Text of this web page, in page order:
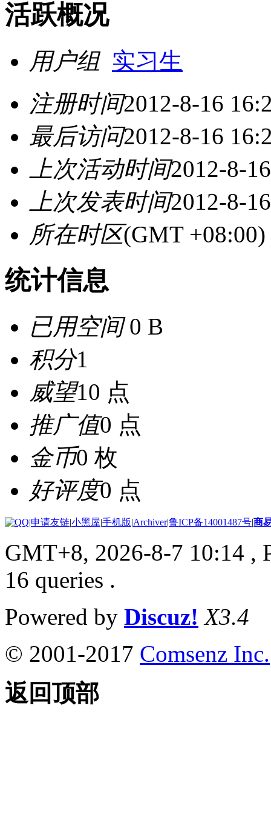
活跃概况
用户组 实习生
注册时间2012-8-16
最后访问2012-8-16
上次活动时间2012-8-
上次发表时间2012-8-
所在时区(GMT
统计信息
已用空间0 B
积分1
威望10 点
推广值0 点
金币0 枚
好评度0 点
|申请友链|小黑屋|手机版|Archiver|鲁ICP备14001487号|商
GMT+8, 2026-8-7 10:14 ,
16 queries .
Powered by Discuz! X3.4
© 2001-2017 Comsenz Inc.
返回顶部